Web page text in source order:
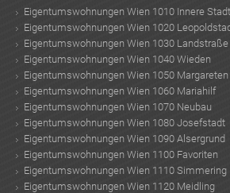
Eigentumswohnungen Wien 1010 Innere Stadt
Eigentumswohnungen Wien 1020
Eigentumswohnungen Wien 1030 Landstraße
Eigentumswohnungen Wien 1040 Wieden
Eigentumswohnungen Wien 1050 Margareten
Eigentumswohnungen Wien 1060 Mariahilf
Eigentumswohnungen Wien 1070 Neubau
Eigentumswohnungen Wien 1080 Josefstadt
Eigentumswohnungen Wien 1090 Alsergrund
Eigentumswohnungen Wien 1100 Favoriten
Eigentumswohnungen Wien 1110 Simmering
Eigentumswohnungen Wien 1120 Meidling